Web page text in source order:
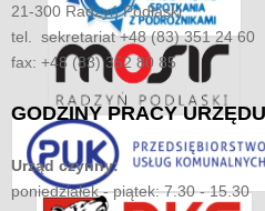
21-300 Radzyń Podlaski
tel. sekretariat +48 (83) 351 24 60
fax: +48 (83) 352 80 85
GODZINYPRACY URZĘDU
Urząd czynny:
poniedziałek - piątek: 7.30 - 15.30